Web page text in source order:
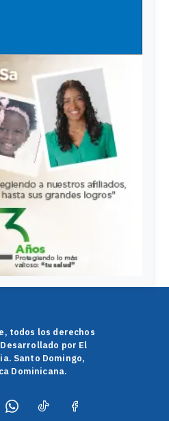
todos los derechos
por El
Santo Domingo,
Dominicana.